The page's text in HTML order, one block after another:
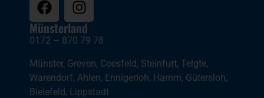
Münsterland
0172 – 870 79 78
Münster, Greven, Coesfeld, Steinfurt, Telgte,
Warendorf, Ahlen, Ennigerloh, Hamm, Gütersloh,
Bielefeld, Lippstadt